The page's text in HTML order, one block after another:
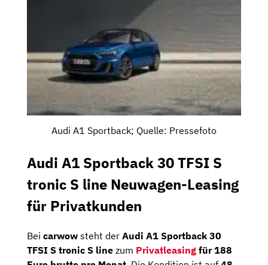
Audi A1 Sportback; Quelle: Pressefoto
Audi A1 Sportback 30 TFSI S
tronic S line Neuwagen-Leasing
für Privatkunden
Bei carwow steht der Audi A1 Sportback 30
TFSI S tronic S line zum Privatleasing für 188